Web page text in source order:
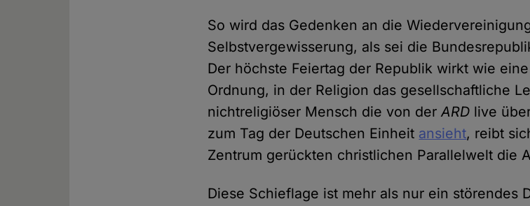
So wird das Gedenken an die
Selbstvergewisserung, als sei die
Der höchste Feiertag der Republik wirkt wie
Ordnung, in der Religion das gesellschaftliche
nichtreligiöser Mensch die von derARD live
zum Tag der Deutschen Einheit ansieht, reibt
Zentrum gerückten christlichen Parallelwelt die
Diese Schieflage ist mehr als nur ein störendes